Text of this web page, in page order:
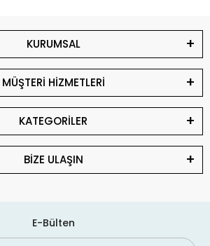
KURUMSAL
MÜŞTERİ HİZMETLERİ
KATEGORİLER
BİZE ULAŞIN
E-Bülten